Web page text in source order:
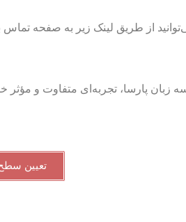
از طریق لینک زیر به صفحه تماس
زبان پارسا، تجربه‌ای متفاوت و مؤثر
تعیین